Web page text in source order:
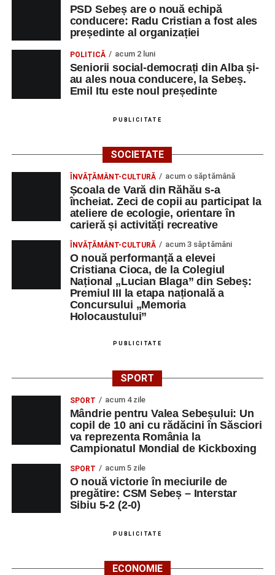
2026 a adus emoție și aplauze la Sebeș
În luna august, cele mai recente lucrări ale lui Eugen
Măcinic pot fi admirate la Primăria Sebeș
PSD Sebeș are o nouă echipă
conducere: Radu Cristian a fost ales
președinte al organizației
POLITICĂ acum 2 luni
Seniorii social-democrați din Alba și-
au ales noua conducere, la Sebeș.
Emil Itu este noul președinte
PUBLICITATE
SOCIETATE
ÎNVĂȚĂMÂNT-CULTURĂ acum o săptămână
Școala de Vară din Răhău s-a
încheiat. Zeci de copii au participat la
ateliere de ecologie, orientare în
carieră și activități recreative
ÎNVĂȚĂMÂNT-CULTURĂ acum 3 săptămâni
O nouă performanță a elevei
Cristiana Cioca, de la Colegiul
Național „Lucian Blaga” din Sebeș:
Premiul III la etapa națională a
Concursului „Memoria
Holocaustului”
PUBLICITATE
SPORT
SPORT acum 4 zile
Mândrie pentru Valea Sebeșului: Un
copil de 10 ani cu rădăcini în Săsciori
va reprezenta România la
Campionatul Mondial de Kickboxing
SPORT acum 5 zile
O nouă victorie în meciurile de
pregătire: CSM Sebeș – Interstar
Sibiu 5-2 (2-0)
PUBLICITATE
ECONOMIE